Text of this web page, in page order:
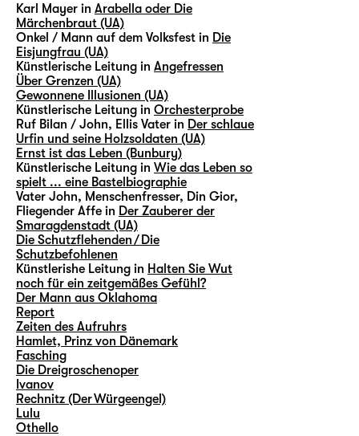
Karl Mayer in Arabella oder Die
Märchenbraut (UA)
Onkel / Mann auf dem Volksfest in Die
Eisjungfrau (UA)
Künstlerische Leitung in Angefressen
Über Grenzen (UA)
Gewonnene Illusionen (UA)
Künstlerische Leitung in Orchesterprobe
Ruf Bilan / John, Ellis Vater in Der schlaue
Urfin und seine Holzsoldaten (UA)
Ernst ist das Leben (Bunbury)
Künstlerische Leitung in Wie das Leben so
spielt ... eine Bastelbiographie
Vater John, Menschenfresser, Din Gior,
Fliegender Affe in Der Zauberer der
Smaragdenstadt (UA)
Die Schutzflehenden / Die
Schutzbefohlenen
Künstlerishe Leitung in Halten Sie Wut
noch für ein zeitgemäßes Gefühl?
Der Mann aus Oklahoma
Report
Zeiten des Aufruhrs
Hamlet, Prinz von Dänemark
Fasching
Die Dreigroschenoper
Ivanov
Rechnitz (Der Würgeengel)
Lulu
Othello